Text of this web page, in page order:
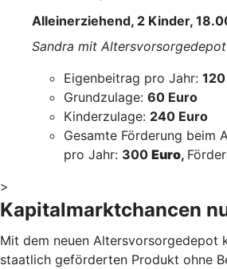
Alleinerziehend, 2 Kinder,
Sandra mit Altersvorsorgedepot
Eigenbeitrag pro Jahr:
Grundzulage: 60 Euro
Kinderzulage: 240 Euro
Gesamte Förderung beim
pro Jahr: 300 Euro,
>
Kapitalmarktchancen
Mit dem neuen Altersvorsorgedepot
staatlich geförderten Produkt ohne